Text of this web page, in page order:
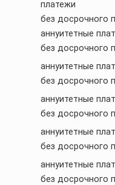
платежи
без досрочного
аннуитетные
без досрочного
аннуитетные
без досрочного
аннуитетные
без досрочного
аннуитетные
без досрочного
аннуитетные
без досрочного